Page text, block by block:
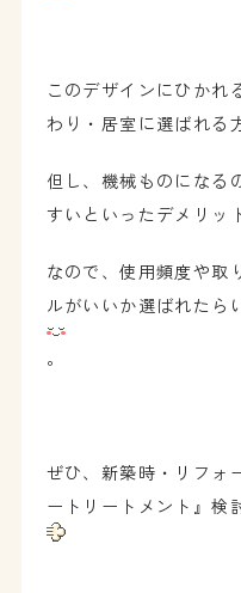
このデザインにひかれ
わり・居室に選ばれる
但し、機械ものになる
すいといったデメリッ
なので、使用頻度や取
ルがいいか選ばれたら
。
ぜひ、新築時・リフォ
ートリートメント』検